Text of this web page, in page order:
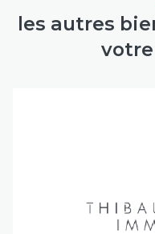
les autres